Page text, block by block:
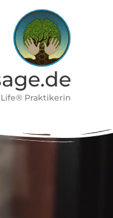
Praktikerin